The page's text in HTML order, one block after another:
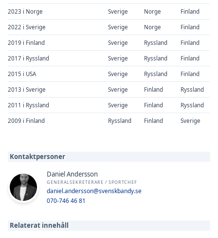
2023 i Norge Sverige Norge Finland
2022 i Sverige Sverige Norge Finland
2019 i Finland Sverige Ryssland Finland
2017 i Ryssland Sverige Ryssland Finland
2015 i USA Sverige Ryssland Finland
2013 i Sverige Sverige Finland Ryssland
2011 i Ryssland Sverige Finland Ryssland
2009 i Finland Ryssland Finland Sverige
Kontaktpersoner
Daniel Andersson
GENERALSEKRETERARE / SPORTCHEF
daniel.andersson@svenskbandy.se
070-746 46 81
Relaterat innehåll